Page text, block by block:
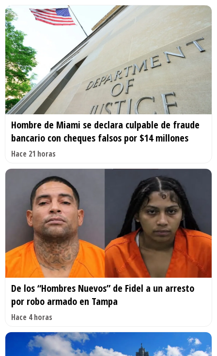
Hombre de Miami se declara culpable de fraude
bancario con cheques falsos por $14 millones
Hace 21 horas
De los “Hombres Nuevos” de Fidel a un arresto
por robo armado en Tampa
Hace 4 horas